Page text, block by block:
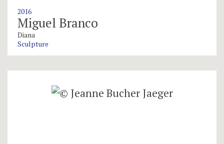
2016
Miguel Branco
Diana
Sculpture